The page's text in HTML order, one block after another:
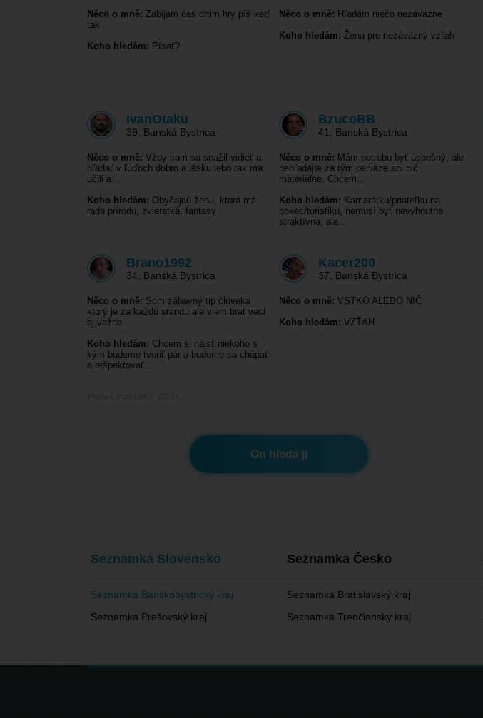
Něco o mně: Zabijam čas drtim hry píš keď
tak
Koho hledám: Písať?
Něco o mně: Hľadám niečo nezáväzne
Koho hledám: Žena pre nezáväzný vzťah
IvanOtaku
39 Banská Bystrica
Něco o mně: Vždy som sa snažil vidieť a
hľadať v ľuďoch dobro a lásku lebo tak ma
učili a…
Koho hledám: Obyčajnú ženu, ktorá má
rada prírodu, zvieratká, fantasy
BzucoBB
41 Banská Bystrica
Něco o mně: Mám potrebu byť úspešný, ale
nehľadajte za tým peniaze ani nič
materiálne. Chcem…
Koho hledám: Kamarátku/priateľku na
pokec/turistiku, nemusí byť nevyhnutne
atraktívna, ale…
Brano1992
34 Banská Bystrica
Něco o mně: Som zábavný tip človeka
ktorý je za každú srandu ale viem brat veci
aj važne
Koho hledám: Chcem si nájsť niekoho s
kým budeme tvoriť pár a budeme sa chápať
a rešpektovať…
Kacer200
37 Banská Bystrica
Něco o mně: VSTKO ALEBO NIČ
Koho hledám: VZŤAH
On hledá ji
Seznamka Slovensko Seznamka Česko
Seznamka Banskobystrický kraj Seznamka Bratislavský kraj
Seznamka Prešovský kraj
Seznamka Trenčiansky kraj